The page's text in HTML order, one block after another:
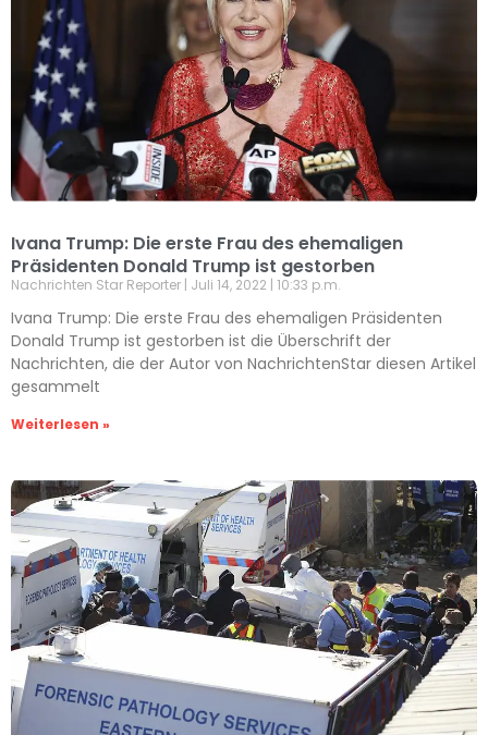
Ivana Trump: Die erste Frau des ehemaligen
Präsidenten Donald Trump ist gestorben
Nachrichten Star Reporter Juli 14, 2022 10:33 p.m.
Ivana Trump: Die erste Frau des ehemaligen Präsidenten
Donald Trump ist gestorben ist die Überschrift der
Nachrichten, die der Autor von NachrichtenStar diesen Artikel
gesammelt
Weiterlesen »